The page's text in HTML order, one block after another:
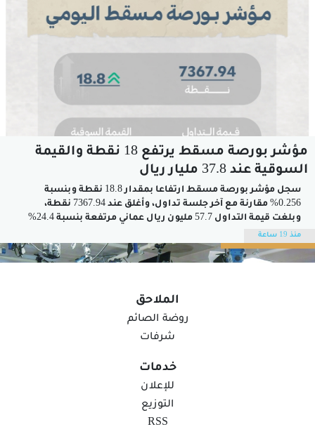
مؤشر بورصة مسقط يرتفع 18 نقطة والقيمة
السوقية عند 37.8 مليار ريال
سجل مؤشر بورصة مسقط ارتفاعا بمقدار 18.8 نقطة وبنسبة
0.256% مقارنة مع آخر جلسة تداول، وأغلق عند 7367.94 نقطة،
وبلغت قيمة التداول 57.7 مليون ريال عماني مرتفعة بنسبة 24.4%
القيمة السوقية بنسبة 0.074% وبلغت ما يقارب 37.8 مليار ريال...
منذ 19 ساعة
الملاحق
روضة الصائم
شرفات
خدمات
للإعلان
التوزيع
RSS